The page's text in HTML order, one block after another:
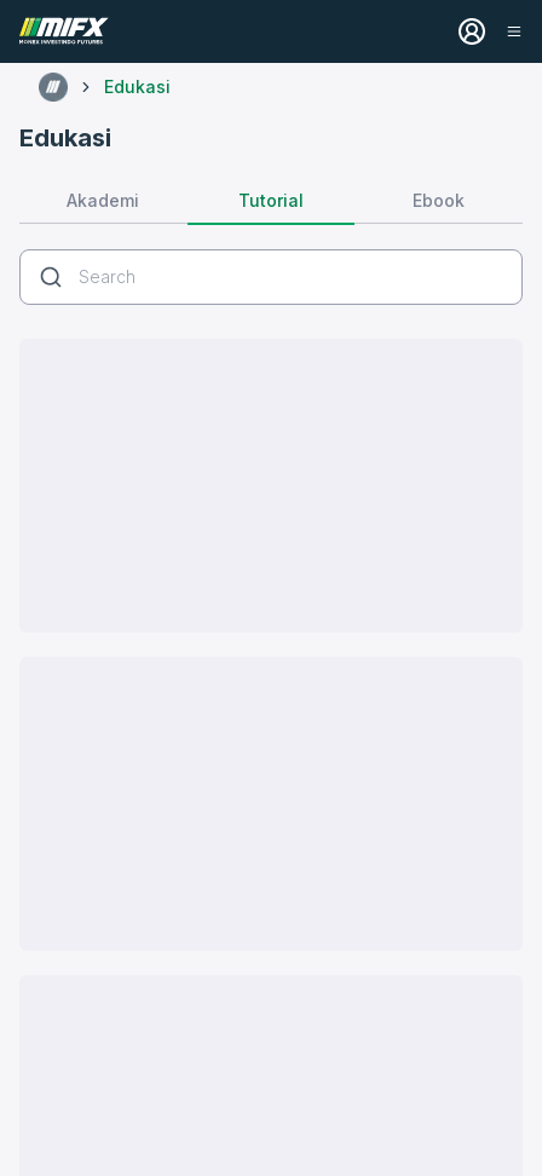
Edukasi
Edukasi
Akademi Tutorial Ebook